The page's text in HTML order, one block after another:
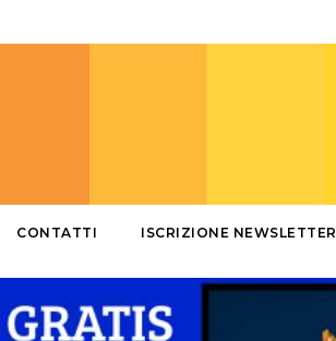
CONTATTI ISCRIZIONE NEWSLETTER